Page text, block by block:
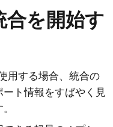
合を開始す
用する場合、統合の
ト情報をすばやく見